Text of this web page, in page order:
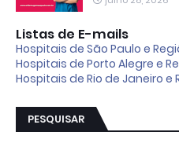
Listas de E-mails
Hospitais de São Paulo e
Hospitais de Porto Alegre e
Hospitais de Rio de Janeiro e
PESQUISAR